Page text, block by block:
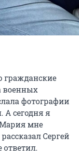
гражданские
военных
фотографии
А сегодня я
Мария мне
Сергей
ответил.